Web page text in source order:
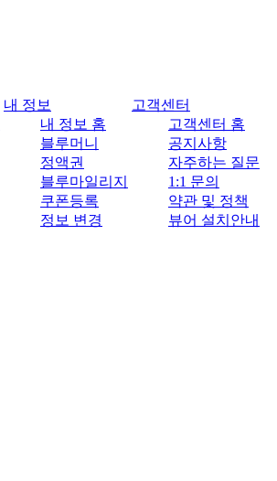
내 정보
내 정보 홈
블루머니
정액권
블루마일리지
쿠폰등록
정보 변경
고객센터
고객센터 홈
공지사항
자주하는 질문
1:1 문의
약관 및 정책
뷰어 설치안내